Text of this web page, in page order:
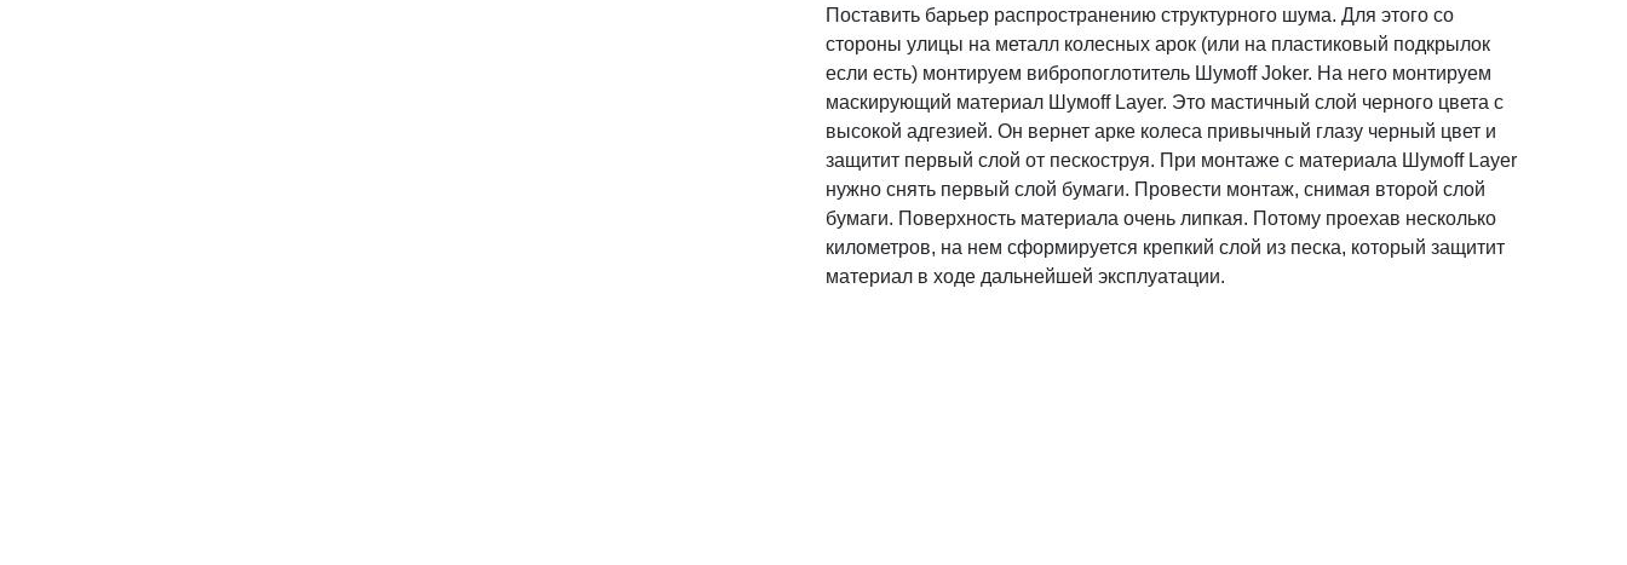
Поставить барьер распространению структурного шума. Для этого со
стороны улицы на металл колесных арок (или на пластиковый подкрылок
если есть) монтируем вибропоглотитель Шумоff Joker. На него монтируем
маскирующий материал Шумоff Layer. Это мастичный слой черного цвета с
высокой адгезией. Он вернет арке колеса привычный глазу черный цвет и
защитит первый слой от пескоструя. При монтаже с материала Шумоff Layer
нужно снять первый слой бумаги. Провести монтаж, снимая второй слой
бумаги. Поверхность материала очень липкая. Потому проехав несколько
километров, на нем сформируется крепкий слой из песка, который защитит
материал в ходе дальнейшей эксплуатации.